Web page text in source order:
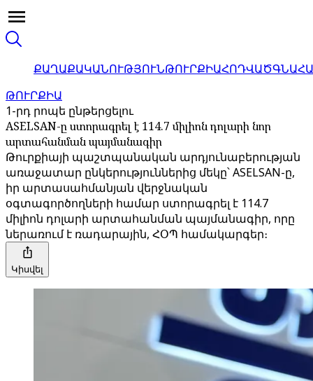
ՔԱՂԱՔԱԿԱՆՈՒԹՅՈՒՆԹՈՒՐՔԻԱՀՈԴՎԱԾ
ԹՈՒՐՔԻԱ
1-րդ րոպե ընթերցելու
ASELSAN-ը ստորագրել է 114.7 միլիոն դոլարի նոր
արտահանման պայմանագիր
Թուրքիայի պաշտպանական արդյունաբերության
առաջատար ընկերություններից մեկը՝ ASELSAN-ը,
իր արտասահմանյան վերջնական
օգտագործողների համար ստորագրել է 114.7
միլիոն դոլարի արտահանման պայմանագիր, որը
ներառում է ռադարային, ՀՕՊ համակարգեր։
Կիսվել